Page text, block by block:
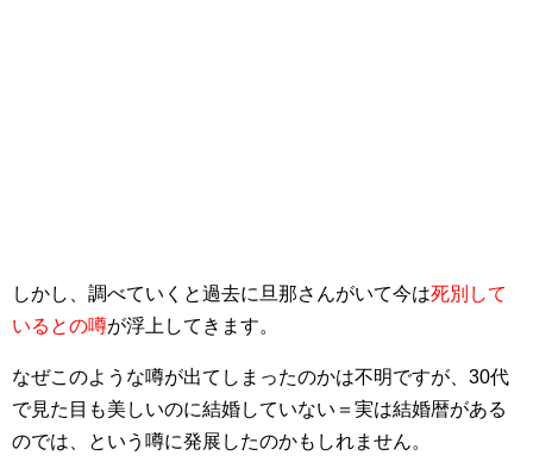
しかし、調べていくと過去に旦那さんがいて今は死別して
いるとの噂が浮上してきます。
なぜこのような噂が出てしまったのかは不明ですが、30代
で見た目も美しいのに結婚していない＝実は結婚暦がある
のでは、という噂に発展したのかもしれません。